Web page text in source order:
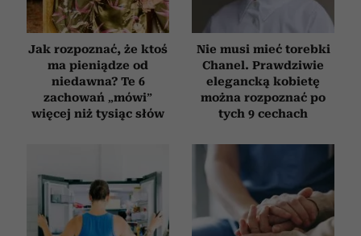
Jak rozpoznać, że ktoś
ma pieniądze od
niedawna? Te 6
zachowań „mówi”
więcej niż tysiąc słów
Nie musi mieć torebki
Chanel. Prawdziwie
elegancką kobietę
można rozpoznać po
tych 9 cechach